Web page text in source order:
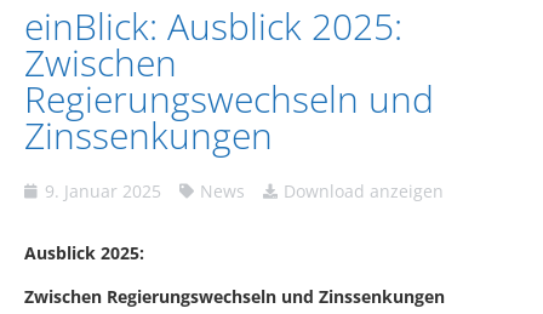
einBlick: Ausblick 2025:
Zwischen
Regierungswechseln und
Zinssenkungen
9. Januar 2025 News Download anzeigen
Ausblick 2025:
Zwischen Regierungswechseln und Zinssenkungen